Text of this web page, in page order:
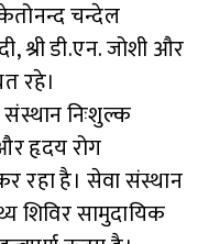
केतोनन्द चन्देल
श्री डी.एन. जोशी और
रहे।
निःशुल्क
हृदय रोग
रहा है। सेवा संस्थान
शिविर सामुदायिक